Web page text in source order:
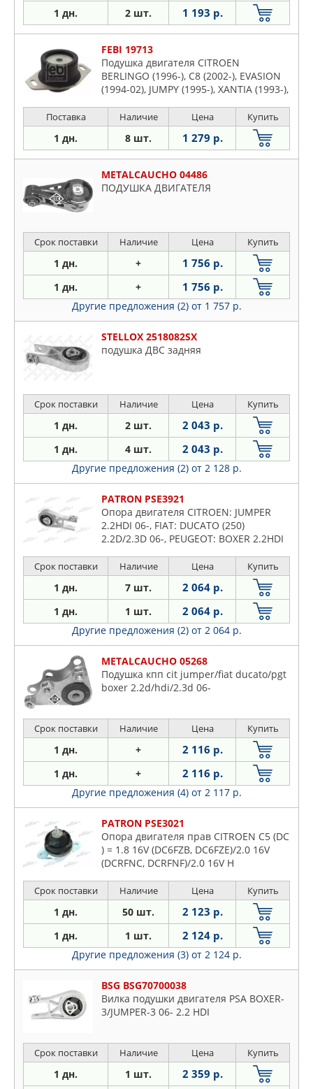
1 дн. 2 шт. 1 193 р.
FEBI 19713
Подушка двигателя CITROEN
BERLINGO (1996-), C8 (2002-), EVASION
(1994-02), JUMPY (1995-), XANTIA (1993-),
передн лев
Поставка Наличие Цена Купить
1 дн. 8 шт. 1 279 р.
METALCAUCHO 04486
ПОДУШКА ДВИГАТЕЛЯ
Срок поставки Наличие Цена Купить
1 дн. + 1 756 р.
1 дн. + 1 756 р.
Другие предложения (2) от 1 757 р.
STELLOX 2518082SX
подушка ДВС задняя
Срок поставки Наличие Цена Купить
1 дн. 2 шт. 2 043 р.
1 дн. 4 шт. 2 043 р.
Другие предложения (2) от 2 128 р.
PATRON PSE3921
Опора двигателя CITROEN: JUMPER
2.2HDI 06-, FIAT: DUCATO (250)
2.2D/2.3D 06-, PEUGEOT: BOXER 2.2HDI
Срок поставки Наличие Цена Купить
1 дн. 7 шт. 2 064 р.
1 дн. 1 шт. 2 064 р.
Другие предложения (2) от 2 064 р.
METALCAUCHO 05268
Подушка кпп cit jumper/fiat ducato/pgt
boxer 2.2d/hdi/2.3d 06-
Срок поставки Наличие Цена Купить
1 дн. + 2 116 р.
1 дн. + 2 116 р.
Другие предложения (4) от 2 117 р.
PATRON PSE3021
Опора двигателя прав CITROEN C5 (DC
) = 1.8 16V (DC6FZB, DC6FZE)/2.0 16V
(DCRFNC, DCRFNF)/2.0 16V H
Срок поставки Наличие Цена Купить
1 дн. 50 шт. 2 123 р.
1 дн. 1 шт. 2 124 р.
Другие предложения (3) от 2 124 р.
BSG BSG70700038
Вилка подушки двигателя PSA BOXER-
3/JUMPER-3 06- 2.2 HDI
Срок поставки Наличие Цена Купить
1 дн. 1 шт. 2 359 р.